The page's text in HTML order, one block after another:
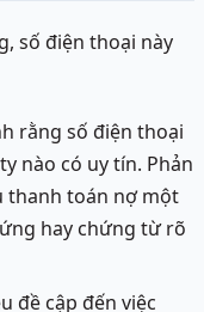
số điện thoại này
rằng số điện thoại
nào có uy tín. Phản
thanh toán nợ một
hay chứng từ rõ
đề cập đến việc